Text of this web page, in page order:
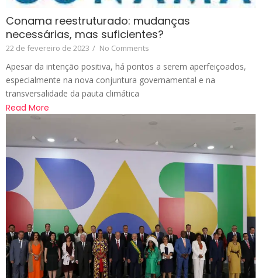
Conama reestruturado: mudanças
necessárias, mas suficientes?
22 de fevereiro de 2023 / No Comments
Apesar da intenção positiva, há pontos a serem aperfeiçoados,
especialmente na nova conjuntura governamental e na
transversalidade da pauta climática
Read More